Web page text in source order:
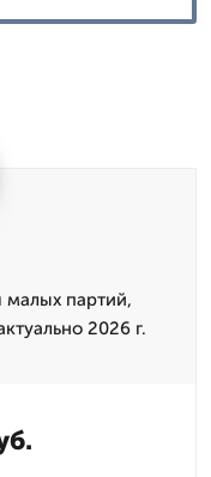
малых партий,
2026 г.